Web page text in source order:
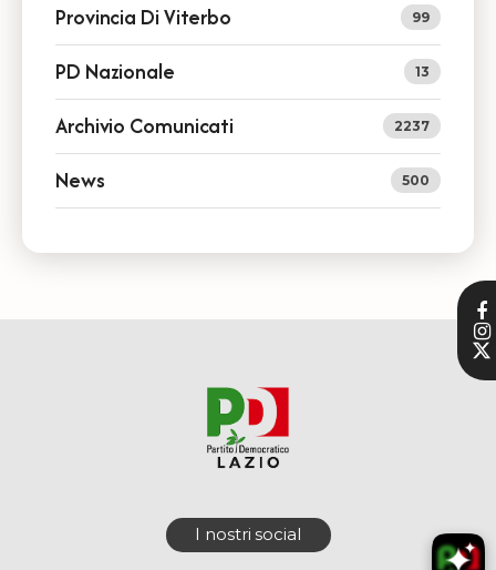
Provincia Di Viterbo 99
PD Nazionale 13
Archivio Comunicati 2237
News 500
I nostri social